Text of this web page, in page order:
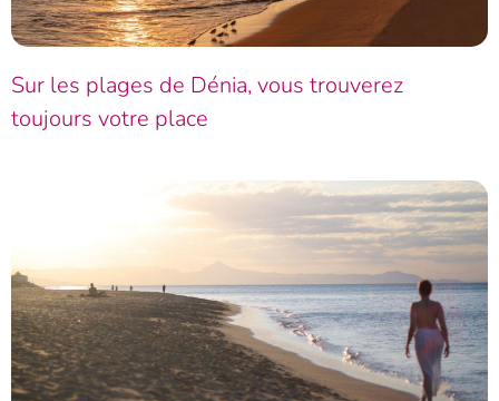
Sur les plages de Dénia, vous trouverez
toujours votre place